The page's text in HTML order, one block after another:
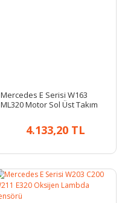
Mercedes E Serisi W163
ML320 Motor Sol Üst Takım
4.133,20 TL